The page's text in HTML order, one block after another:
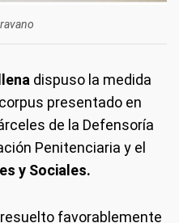
dispuso la medida
presentado en
de la Defensoría
Penitenciaria y el
y Sociales.
favorablemente